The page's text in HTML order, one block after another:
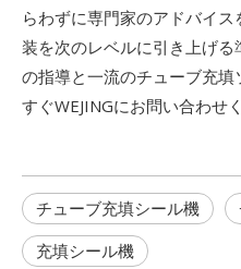
らわずに専門家のアドバイ
装を次のレベルに引き上げ
の指導と一流のチューブ充
すぐWEJINGにお問い合わせ
チューブ充填シール機
充填シール機